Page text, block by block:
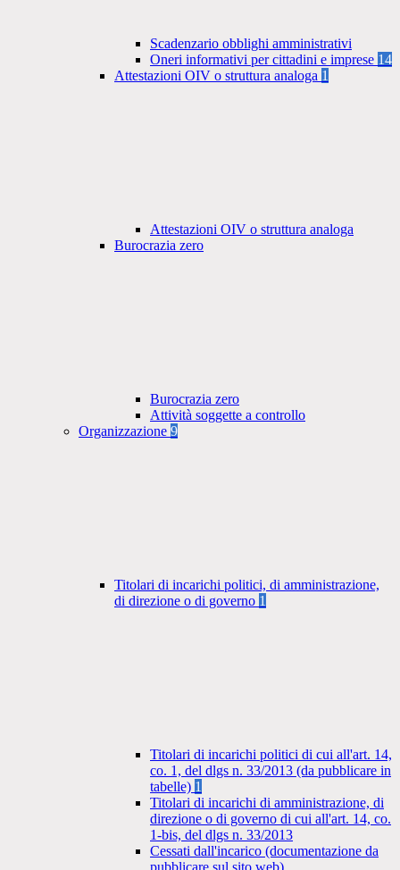
Scadenzario obblighi amministrativi
Oneri informativi per cittadini e imprese 14
Attestazioni OIV o struttura analoga 1
Attestazioni OIV o struttura analoga
Burocrazia zero
Burocrazia zero
Attività soggette a controllo
Organizzazione 9
Titolari di incarichi politici, di amministrazione,
di direzione o di governo 1
Titolari di incarichi politici di cui all'art. 14,
co. 1, del dlgs n. 33/2013 (da pubblicare in
tabelle) 1
Titolari di incarichi di amministrazione, di
direzione o di governo di cui all'art. 14, co.
1-bis, del dlgs n. 33/2013
Cessati dall'incarico (documentazione da